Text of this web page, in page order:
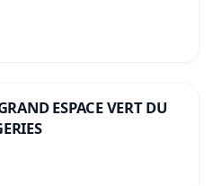
ESPACE VERT DU